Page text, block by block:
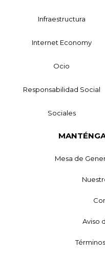
Infraestructura
Internet Economy
Ocio
Responsabilidad Social
Sociales
Mesa de
Aviso